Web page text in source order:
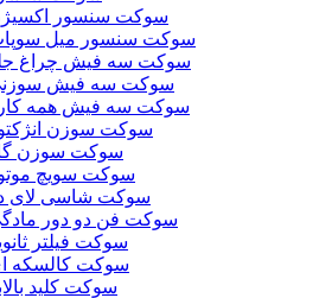
سوکت سنسور
سوکت سنسور میل
سوکت سه فیش چراغ
سوکت سه فیش
سوکت سه فیش همه
سوکت سوزن
سوکت سوزن
سوکت سویچ
سوکت شاسی لای
سوکت فن دو دور
سوکت فیلتر
سوکت کالسکه
سوکت کلید